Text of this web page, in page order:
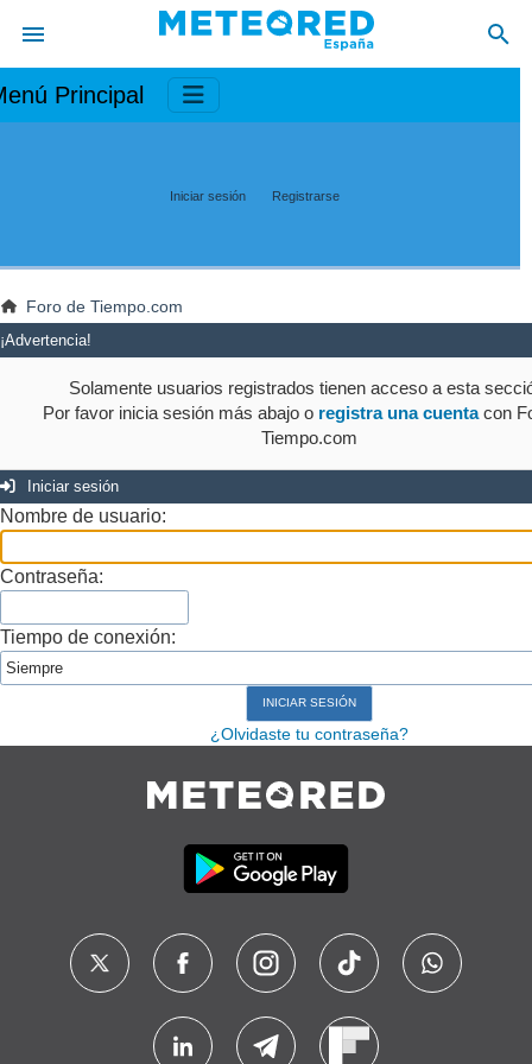
Principal
Iniciar sesión Registrarse
Foro de Tiempo.com
¡Advertencia!
Solamente usuarios registrados tienen acceso a esta
Por favor inicia sesión más abajo o registra una cuentacon
Tiempo.com
Iniciar sesión
Nombre de usuario:
Contraseña:
Tiempo de conexión:
¿Olvidaste tu contraseña?